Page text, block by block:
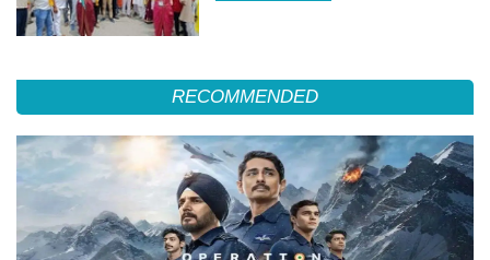
RECOMMENDED